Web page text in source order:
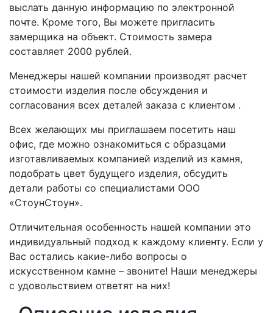
выслать данную информацию по электронной
почте. Кроме того, Вы можете пригласить
замерщика на объект. Стоимость замера
составляет 2000 рублей.
Менеджеры нашей компании производят расчет
стоимости изделия после обсуждения и
согласования всех деталей заказа с клиентом .
Всех желающих мы приглашаем посетить наш
офис, где можно ознакомиться с образцами
изготавливаемых компанией изделий из камня,
подобрать цвет будущего изделия, обсудить
детали работы со специалистами ООО
«СтоунСтоун».
Отличительная особенность нашей компании это
индивидуальный подход к каждому клиенту. Если у
Вас остались какие-либо вопросы о
искусственном камне – звоните! Наши менеджеры
с удовольствием ответят на них!